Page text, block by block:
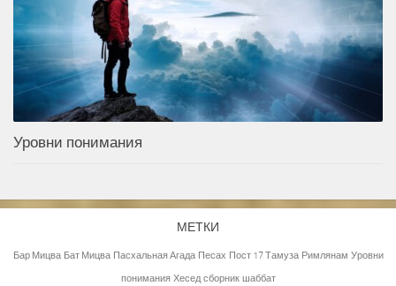
Уровни понимания
МЕТКИ
Бар Мицва Бат Мицва Пасхальная Агада Песах Пост 17 Тамуза Римлянам Уровни
понимания Хесед сборник шаббат